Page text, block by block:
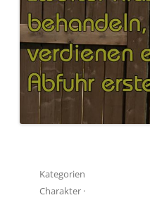
Kategorien
Charakter ·